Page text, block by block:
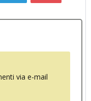
via e-mail